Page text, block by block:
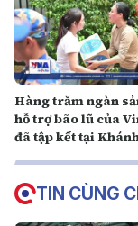
Hàng trăm ngàn
hỗ trợ bão lũ của
đã tập kết tại
TIN CÙNG